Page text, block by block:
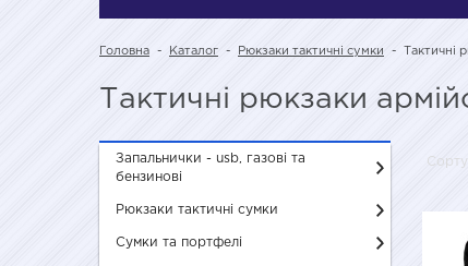
Головна - Каталог - Рюкзаки тактичні сумки - Тактичні
Тактичні рюкзаки
Запальнички - usb, газові та
бензинові
Рюкзаки тактичні сумки
Сумки та портфелі